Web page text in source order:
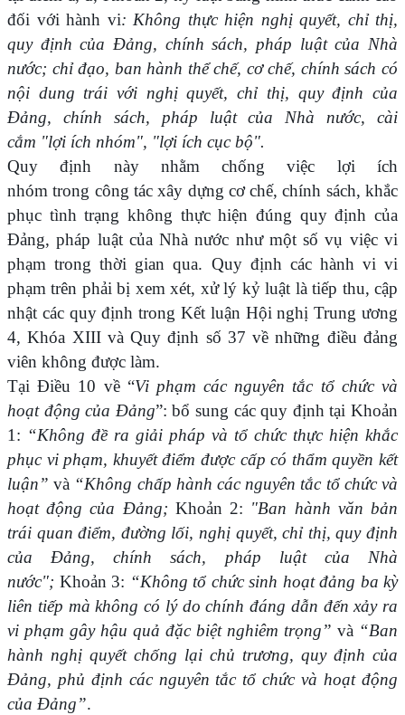
đối với hành vi: Không thực hiện nghị quyết, chỉ thị,
quy định của Đảng, chính sách, pháp luật của Nhà
nước; chỉ đạo, ban hành thể chế, cơ chế, chính sách có
nội dung trái với nghị quyết, chỉ thị, quy định của
Đảng, chính sách, pháp luật của Nhà nước, cài
cắm "lợi ích nhóm", "lợi ích cục bộ".
Quy định này nhằm chống việc lợi ích
nhóm trong công tác xây dựng cơ chế, chính sách, khắc
phục tình trạng không thực hiện đúng quy định của
Đảng, pháp luật của Nhà nước như một số vụ việc vi
phạm trong thời gian qua. Quy định các hành vi vi
phạm trên phải bị xem xét, xử lý kỷ luật là tiếp thu, cập
nhật các quy định trong Kết luận Hội nghị Trung ương
4, Khóa XIII và Quy định số 37 về những điều đảng
viên không được làm.
Tại Điều 10 về “Vi phạm các nguyên tắc tổ chức và
hoạt động của Đảng”: bổ sung các quy định tại Khoản
1: “Không đề ra giải pháp và tổ chức thực hiện khắc
phục vi phạm, khuyết điểm được cấp có thẩm quyền kết
luận” và “Không chấp hành các nguyên tắc tổ chức và
hoạt động của Đảng; Khoản 2: "Ban hành văn bản
trái quan điểm, đường lối, nghị quyết, chỉ thị, quy định
của Đảng, chính sách, pháp luật của Nhà
nước"; Khoản 3: “Không tổ chức sinh hoạt đảng ba kỳ
liên tiếp mà không có lý do chính đáng dẫn đến xảy ra
vi phạm gây hậu quả đặc biệt nghiêm trọng” và “Ban
hành nghị quyết chống lại chủ trương, quy định của
Đảng, phủ định các nguyên tắc tổ chức và hoạt động
của Đảng”.